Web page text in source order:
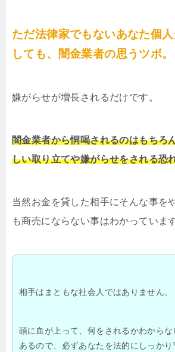
ただ法律家でもないあなた個
しても、闇金業者の思うツボ。
嫌がらせが増長されるだけです。
闇金業者から恫喝されるのはもちろ
しい取り立てや嫌がらせをされる恐
当然お金を貸した相手にそんな事を
も商売にならない事はわかっています
相手はまともな社会人ではありません。
頭に血が上って、何をされるかわから
あるので、必ずあなたを法的にしっかり